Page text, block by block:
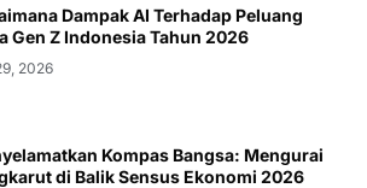
Dampak AI Terhadap Peluang
Gen Z Indonesia Tahun 2026
2026
Kompas Bangsa: Mengurai
di Balik Sensus Ekonomi 2026